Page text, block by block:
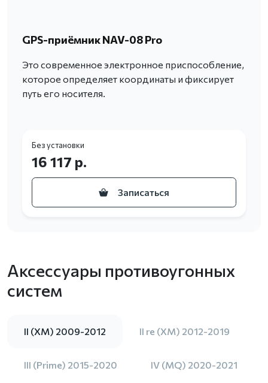
GPS-приёмник NAV-08 Pro
Это современное электронное приспособление,
которое определяет координаты и фиксирует
путь его носителя.
Без установки
16 117 р.
Записаться
Аксессуары противоугонных
систем
II (XM) 2009-2012 II re (XM) 2012-2019
III (Prime) 2015-2020 IV (MQ) 2020-2021